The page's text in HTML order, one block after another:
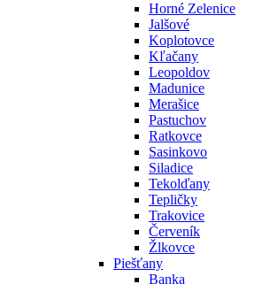
Horné Zelenice
Jalšové
Koplotovce
Kľačany
Leopoldov
Madunice
Merašice
Pastuchov
Ratkovce
Sasinkovo
Siladice
Tekolďany
Tepličky
Trakovice
Červeník
Žlkovce
Piešťany
Banka